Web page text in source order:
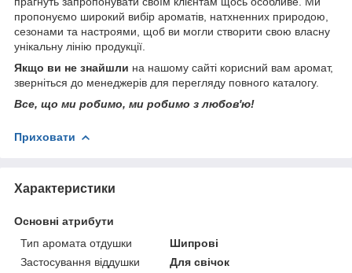
пропонуємо широкий вибір ароматів, натхненних природою,
сезонами та настроями, щоб ви могли створити свою власну
унікальну лінію продукції.
Якщо ви не знайшли на нашому сайті корисний вам аромат,
зверніться до менеджерів для перегляду повного каталогу.
Все, що ми робимо, ми робимо з любов'ю!
Приховати
Характеристики
Основні атрибути
Тип аромата отдушки
Шипрові
Застосування віддушки
Для свічок